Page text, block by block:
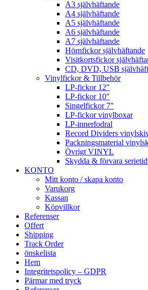
A3 självhäftande
A4 självhäftande
A5 självhäftande
A6 självhäftande
A7 självhäftande
Hörnfickor självhäftande
Visitkortsfickor
CD, DVD, USB
Vinylfickor & Tillbehör
LP-fickor 12″
LP-fickor 10″
Singelfickor 7″
LP-fickor vinylboxar
LP-innerfodral
Record Dividers
Packningsmaterial
Övrigt VINYL
Skydda & förvara
KONTO
Mitt konto / skapa konto
Varukorg
Kassan
Köpvillkor
Referenser
Offert
Shipping
Track Order
önskelista
Hem
Integritetspolicy – GDPR
Pärmar med tryck